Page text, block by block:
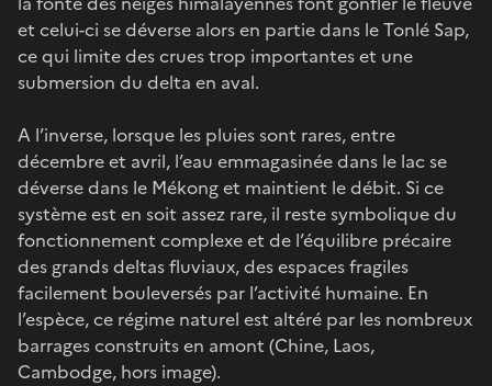
et celui-ci se déverse alors en partie dans le Tonlé Sap,
ce qui limite des crues trop importantes et une
submersion du delta en aval.
A l’inverse, lorsque les pluies sont rares, entre
décembre et avril, l’eau emmagasinée dans le lac se
déverse dans le Mékong et maintient le débit. Si ce
système est en soit assez rare, il reste symbolique du
fonctionnement complexe et de l’équilibre précaire
des grands deltas fluviaux, des espaces fragiles
facilement bouleversés par l’activité humaine. En
l’espèce, ce régime naturel est altéré par les nombreux
barrages construits en amont (Chine, Laos,
Cambodge, hors image).